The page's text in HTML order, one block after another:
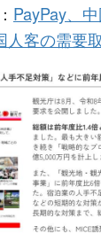
PayPay、
客の需要